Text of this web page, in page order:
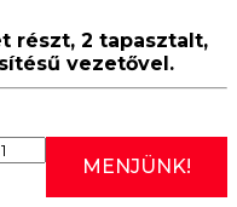
részt, 2 tapasztalt,
vezetővel.
2026.09.26:
EDZÉS
MENJÜNK!